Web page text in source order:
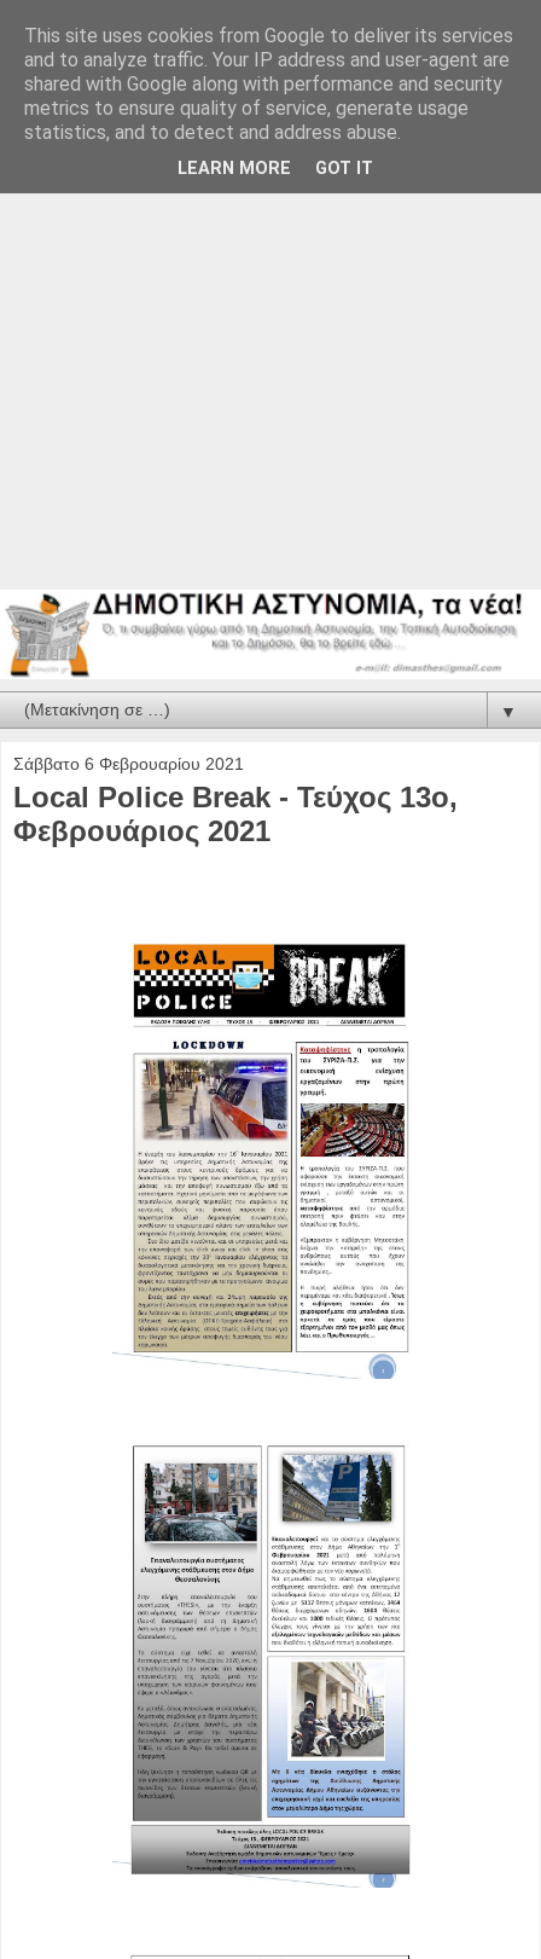
▼
Σάββατο 6 Φεβρουαρίου 2021
Local Police Break - Τεύχος 13ο,
Φεβρουάριος 2021
This site uses cookies from Google to deliver its services
and to analyze traffic. Your IP address and user-agent are
shared with Google along with performance and security
metrics to ensure quality of service, generate usage
statistics, and to detect and address abuse.
LEARN MORE GOT IT